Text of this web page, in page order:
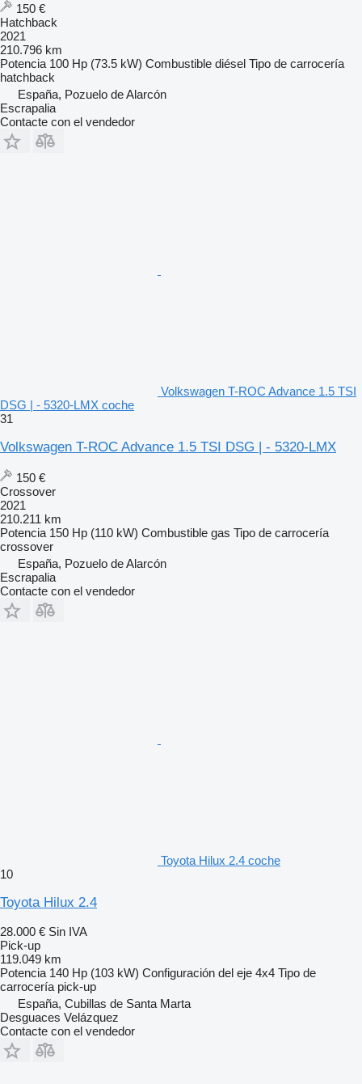
150 €
Hatchback
2021
210.796 km
Potencia 100 Hp (73.5 kW) Combustible diésel Tipo de carrocería
hatchback
España, Pozuelo de Alarcón
Escrapalia
Contacte con el vendedor
Volkswagen T-ROC Advance 1.5 TSI
DSG | - 5320-LMX coche
31
Volkswagen T-ROC Advance 1.5 TSI DSG | - 5320-LMX
150 €
Crossover
2021
210.211 km
Potencia 150 Hp (110 kW) Combustible gas Tipo de carrocería
crossover
España, Pozuelo de Alarcón
Escrapalia
Contacte con el vendedor
Toyota Hilux 2.4 coche
10
Toyota Hilux 2.4
28.000 € Sin IVA
Pick-up
119.049 km
Potencia 140 Hp (103 kW) Configuración del eje 4x4 Tipo de
carrocería pick-up
España, Cubillas de Santa Marta
Desguaces Velázquez
Contacte con el vendedor